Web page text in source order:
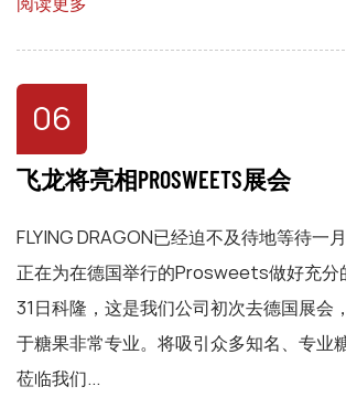
06
飞龙将亮相PROSWEETS展会
FLYING DRAGON已经迫不及待地等待一
正在为在德国举行的Prosweets做好充分
31日科隆，这是我们公司初次去德国展会
于糖果非常专业。将吸引众多知名、专业
莅临我们...